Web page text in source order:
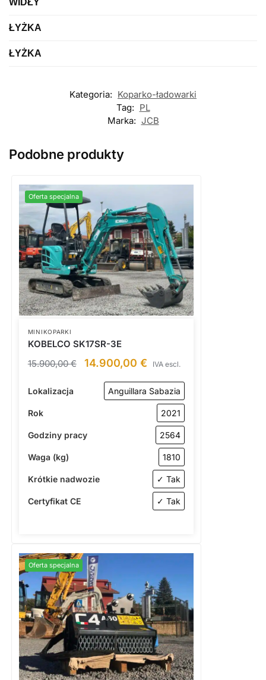
Etykieta
ŁYŻKA
Etykieta
ŁYŻKA
Łyżka standardowa przednia
Typologia
Kategoria: Koparko-ładowarki
Tag: PL
Marka: JCB
Podobne produkty
Oferta specjalna
MINIKOPARKI
KOBELCO SK17SR-3E
15.900,00€ 14.900,00 € IVA escl.
Lokalizacja Anguillara Sabazia
Rok 2021
Godziny pracy 2564
Waga (kg) 1810
Krótkie nadwozie ✓ Tak
Certyfikat CE ✓ Tak
Oferta specjalna